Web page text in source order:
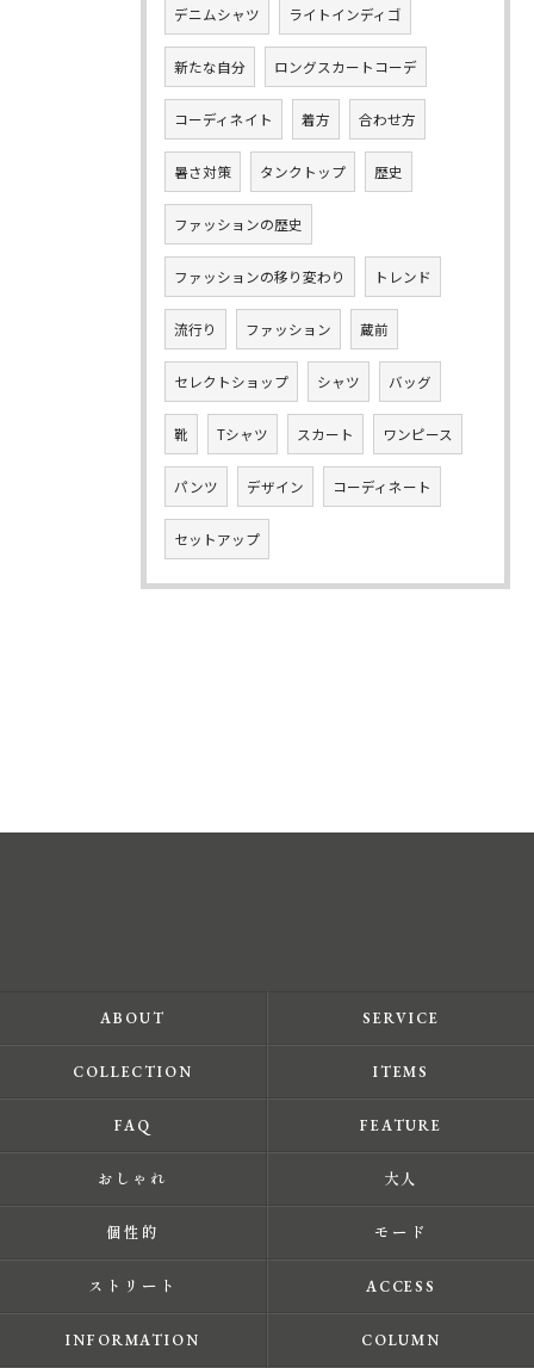
デニムシャツ ライトインディゴ
新たな自分 ロングスカートコーデ
コーディネイト 着方 合わせ方
暑さ対策 タンクトップ 歴史
ファッションの歴史
ファッションの移り変わり トレンド
流行り ファッション 蔵前
セレクトショップ シャツ バッグ
靴 Tシャツ スカート ワンピース
パンツ デザイン コーディネート
セットアップ
ABOUT SERVICE
COLLECTION ITEMS
FAQ FEATURE
おしゃれ 大人
個性的 モード
ストリート ACCESS
INFORMATION COLUMN